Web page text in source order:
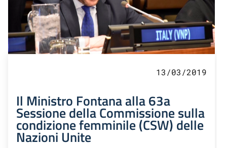
13/03/2019
Il Ministro Fontana alla 63a
Sessione della Commissione sulla
condizione femminile (CSW) delle
Nazioni Unite